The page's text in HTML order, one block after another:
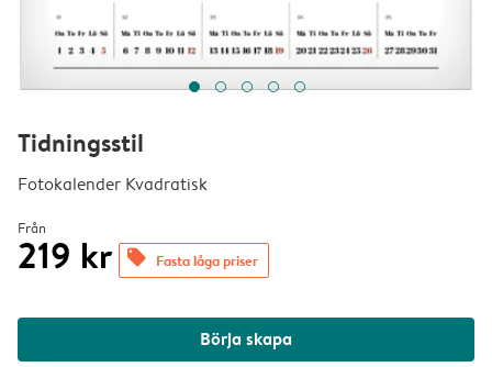
Tidningsstil
Fotokalender Kvadratisk
Från
219 kr offers Fasta låga priser
Börja skapa